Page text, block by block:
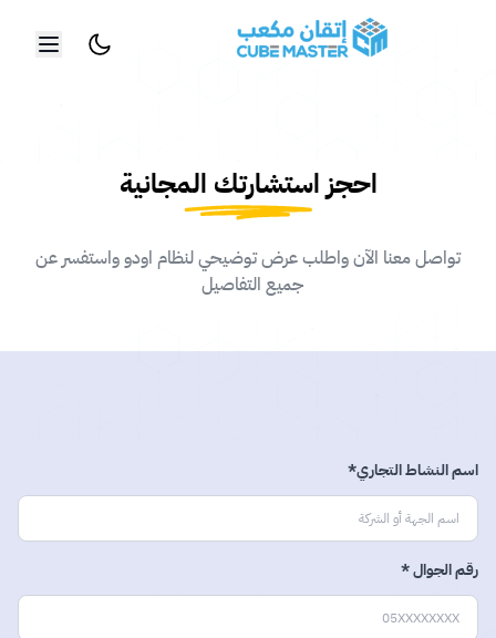
تخطي إلى المحتوى الرئيسي
احجز استشارتك المجانية
تواصل معنا الآن واطلب عرض توضيحي لنظام اودو واستفسر عن
جميع التفاصيل
اسم النشاط التجاري*
رقم الجوال *